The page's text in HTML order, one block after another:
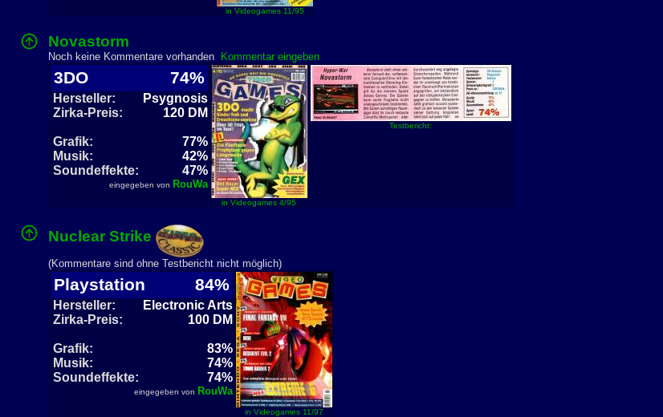
in Videogames 11/95
Novastorm
Noch keine Kommentare vorhanden Kommentar eingeben
3DO 74%
Hersteller:
Psygnosis
Zirka-Preis:
120 DM
Grafik:
77%
Musik:
42%
Soundeffekte:
47%
eingegeben von RouWa
in Videogames 4/95
Testbericht:
Nuclear Strike
(Kommentare sind ohne Testbericht nicht möglich)
Playstation 84%
Hersteller:
Electronic Arts
Zirka-Preis:
100 DM
Grafik:
83%
Musik:
74%
Soundeffekte:
74%
eingegeben von RouWa
in Videogames 11/97